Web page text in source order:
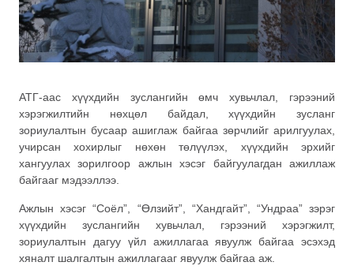
АТГ-аас хүүхдийн зуслангийн өмч хувьчлал, гэрээний
хэрэгжилтийн нөхцөл байдал, хүүхдийн зусланг
зориулалтын бусаар ашиглаж байгаа зөрчлийг арилгуулах,
учирсан хохирлыг нөхөн төлүүлэх, хүүхдийн эрхийг
хангуулах зорилгоор ажлын хэсэг байгуулагдан ажиллаж
байгааг мэдээллээ.
Ажлын хэсэг “Соёл”, “Өлзийт”, “Хандгайт”, “Ундраа” зэрэг
хүүхдийн зуслангийн хувьчлал, гэрээний хэрэгжилт,
зориулалтын дагуу үйл ажиллагаа явуулж байгаа эсэхэд
хяналт шалгалтын ажиллагааг явуулж байгаа аж.